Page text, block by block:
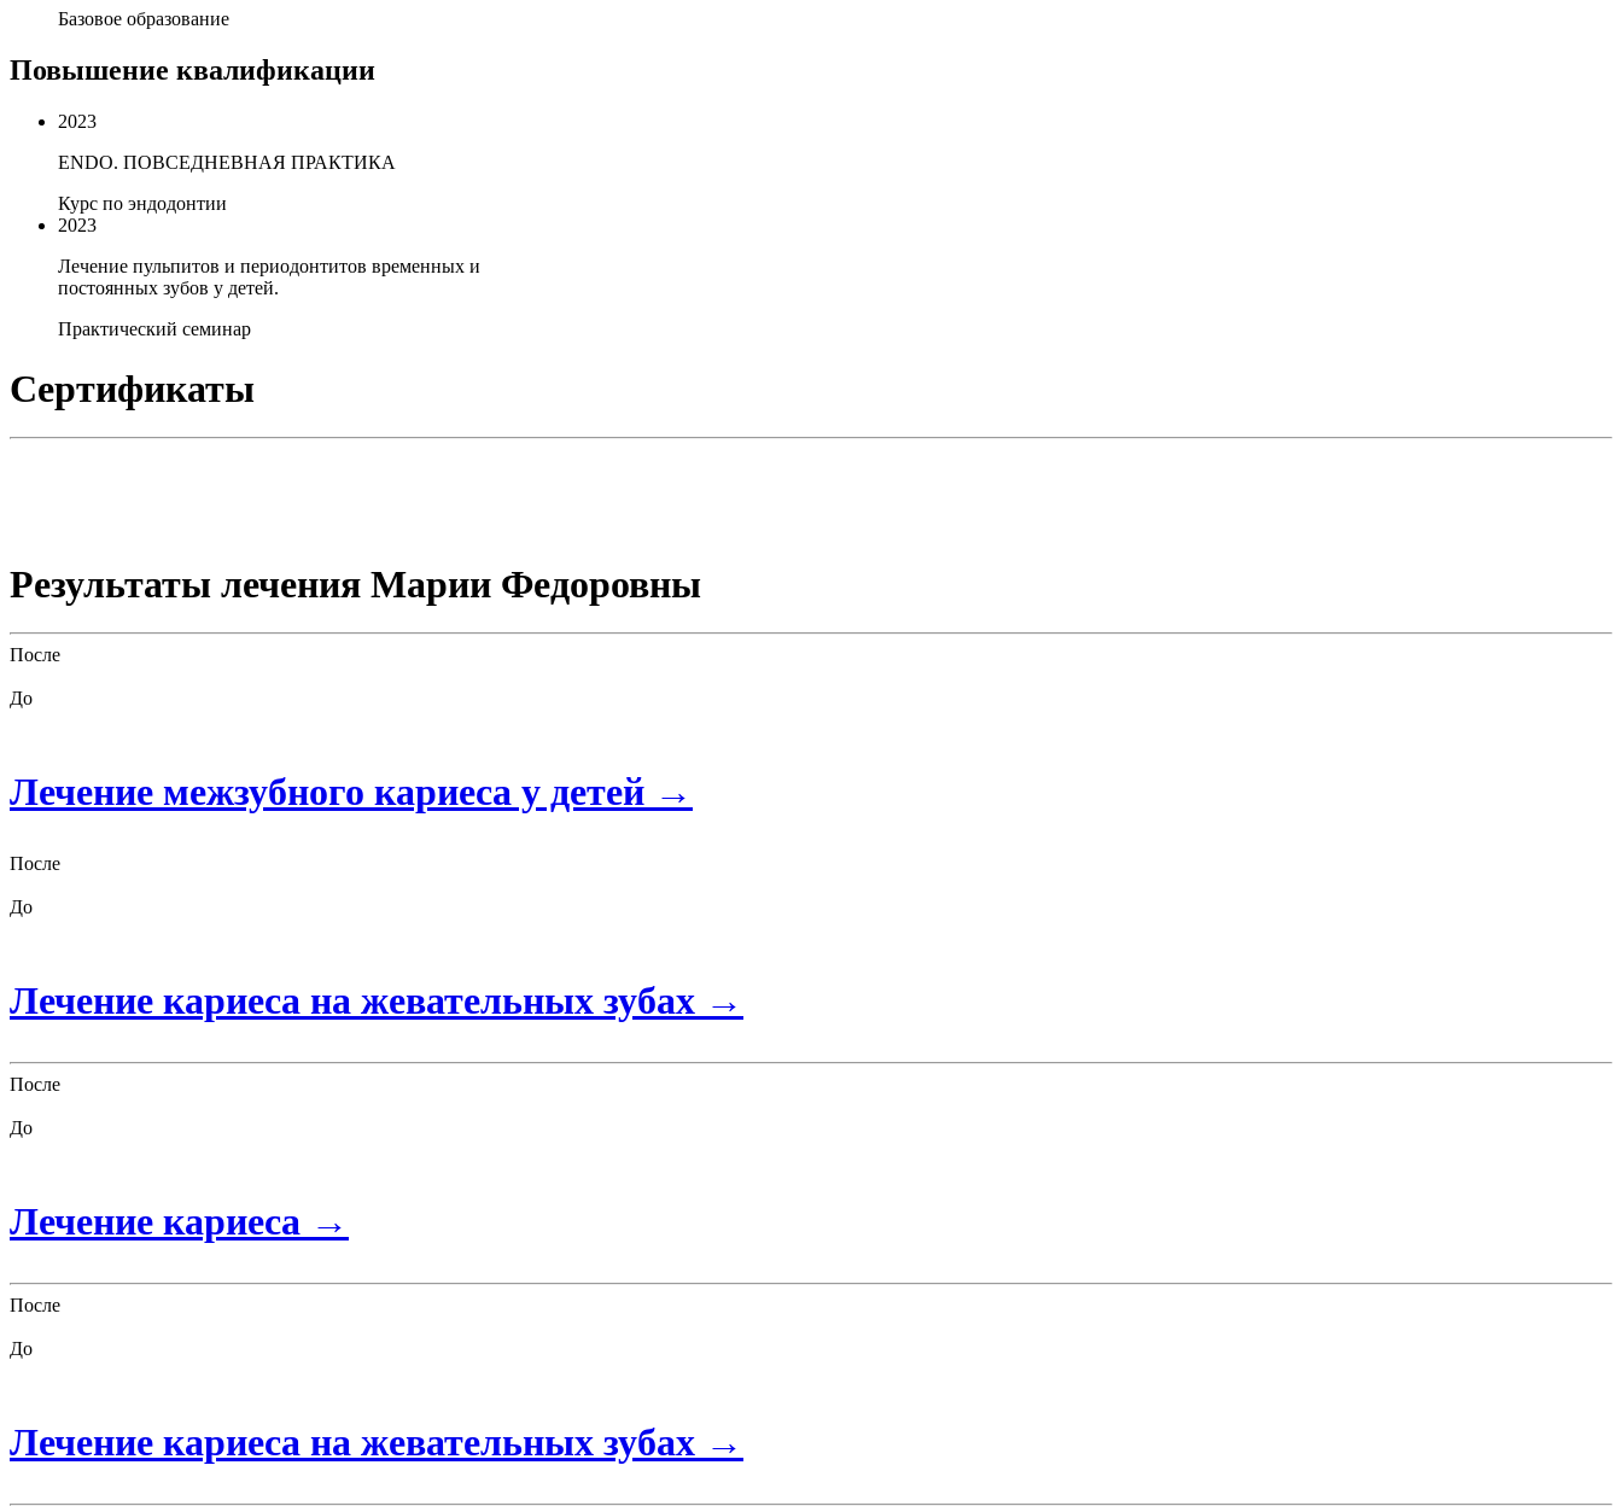
Базовое образование
Повышение квалификации
2023
ENDO. ПОВСЕДНЕВНАЯ ПРАКТИКА
Курс по эндодонтии
2023
Лечение пульпитов и периодонтитов временных и
постоянных зубов у детей.
Практический семинар
Сертификаты
Результаты лечения Марии Федоровны
После
До
Лечение межзубного кариеса у детей →
После
До
Лечение кариеса на жевательных зубах →
После
До
Лечение кариеса →
После
До
Лечение кариеса на жевательных зубах →